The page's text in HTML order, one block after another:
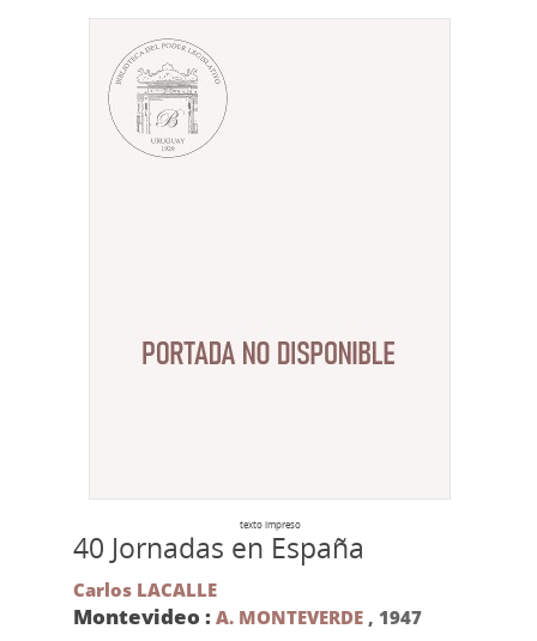
texto impreso
40 Jornadas en España
Carlos LACALLE
Montevideo : A. MONTEVERDE, 1947